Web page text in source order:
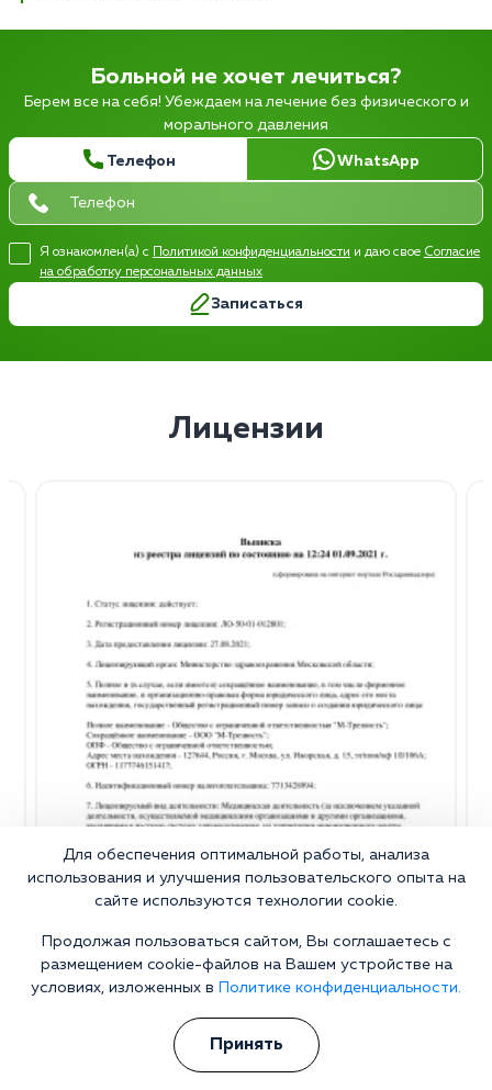
Больной не хочет лечиться?
Берем все на себя! Убеждаем на лечение без физического и
морального давления
Телефон WhatsApp
Я ознакомлен(а) с Политикой конфиденциальности и даю свое Согласие
на обработку персональных данных
Записаться
Лицензии
Для обеспечения оптимальной работы, анализа
использования и улучшения пользовательского опыта на
сайте используются технологии cookie.
Продолжая пользоваться сайтом, Вы соглашаетесь с
размещением cookie-файлов на Вашем устройстве на
условиях, изложенных в
Политике конфиденциальности.
Принять